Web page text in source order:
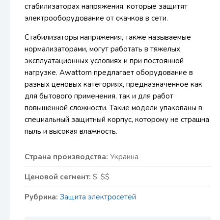
стабилизаторах напряжения, которые защитят
электрооборудование от скачков в сети.
Стабилизаторы напряжения, также называемые
нормализаторами, могут работать в тяжелых
эксплуатационных условиях и при постоянной
нагрузке. Awattom предлагает оборудование в
разных ценовых категориях, предназначенное как
для бытового применения, так и для работ
повышенной сложности. Такие модели упакованы в
специальный защитный корпус, которому не страшна
пыль и высокая влажность.
Страна производства: Украина
Ценовой сегмент: $, $$
Рубрика: Защита электросетей